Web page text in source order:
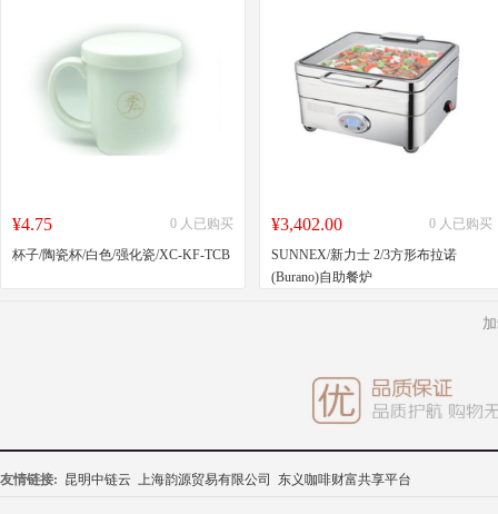
¥4.75
0 人已购买
杯子/陶瓷杯/白色/强化瓷/XC-KF-TCB
¥3,402.00
0 人已购买
SUNNEX/新力士 2/3方形布拉诺
(Burano)自助餐炉
友情链接: 昆明中链云 上海韵源贸易有限公司 东义咖啡财富共享平台